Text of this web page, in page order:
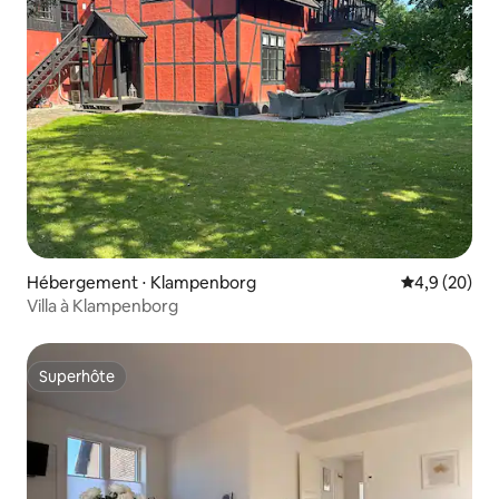
Hébergement ⋅ Klampenborg Évaluation
4,9 (20)
Villa à Klampenborg
Superhôte
Superhôte